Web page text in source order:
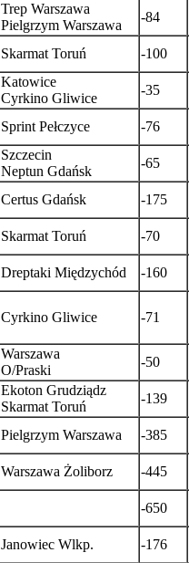
Trep Warszawa
Pielgrzym Warszawa
-84
Skarmat Toruń -100
Katowice
Cyrkino Gliwice
-35
Sprint Pełczyce -76
Szczecin
Neptun Gdańsk
-65
Certus Gdańsk -175
Skarmat Toruń -70
Dreptaki Międzychód -160
Cyrkino Gliwice -71
Warszawa
O/Praski
-50
Ekoton Grudziądz
Skarmat Toruń
-139
Pielgrzym Warszawa -385
Warszawa Żoliborz -445
-650
Janowiec Wlkp.
-176